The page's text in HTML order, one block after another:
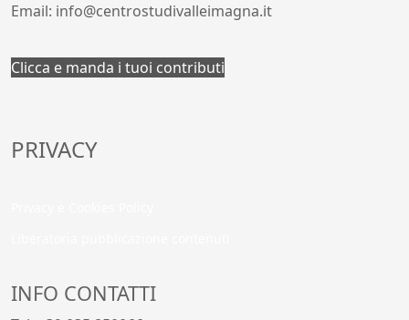
Email: info@centrostudivalleimagna.it
Clicca e manda i tuoi contributi
PRIVACY
INFO CONTATTI